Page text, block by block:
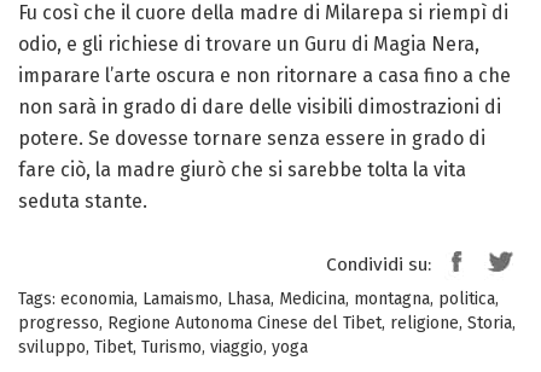
Fu così che il cuore della madre di Milarepa si riempì di
odio, e gli richiese di trovare un Guru di Magia Nera,
imparare l’arte oscura e non ritornare a casa fino a che
non sarà in grado di dare delle visibili dimostrazioni di
potere. Se dovesse tornare senza essere in grado di
fare ciò, la madre giurò che si sarebbe tolta la vita
seduta stante.
Condividi su:
Tags: economia, Lamaismo, Lhasa, Medicina, montagna, politica,
progresso, Regione Autonoma Cinese del Tibet, religione, Storia,
sviluppo, Tibet, Turismo, viaggio, yoga